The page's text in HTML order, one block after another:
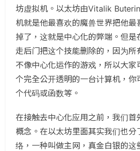
坊虚拟机。以太坊由Vitalik
机就是他最喜欢的魔兽世界把他最
掉了，这就是中心化的弊端。但是
走后门把这个技能删除的，因为所
不像中心化运作的游戏，所以大家
个完全公开透明的一台计算机，你
个代码或函数等。
在接触去中心化应用之前，我们首
概念。在以太坊里面其实我们也分
络，一种叫做主网，真金白银的这